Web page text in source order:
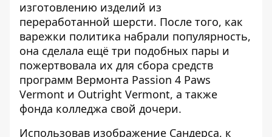
изготовлению изделий из
переработанной шерсти. После того, как
варежки политика набрали популярность,
она сделала ещё три подобных пары и
пожертвовала их для сбора средств
программ Вермонта Passion 4 Paws
Vermont и Outright Vermont, а также
фонда колледжа свой дочери.
Использовав изображение Сандерса, к